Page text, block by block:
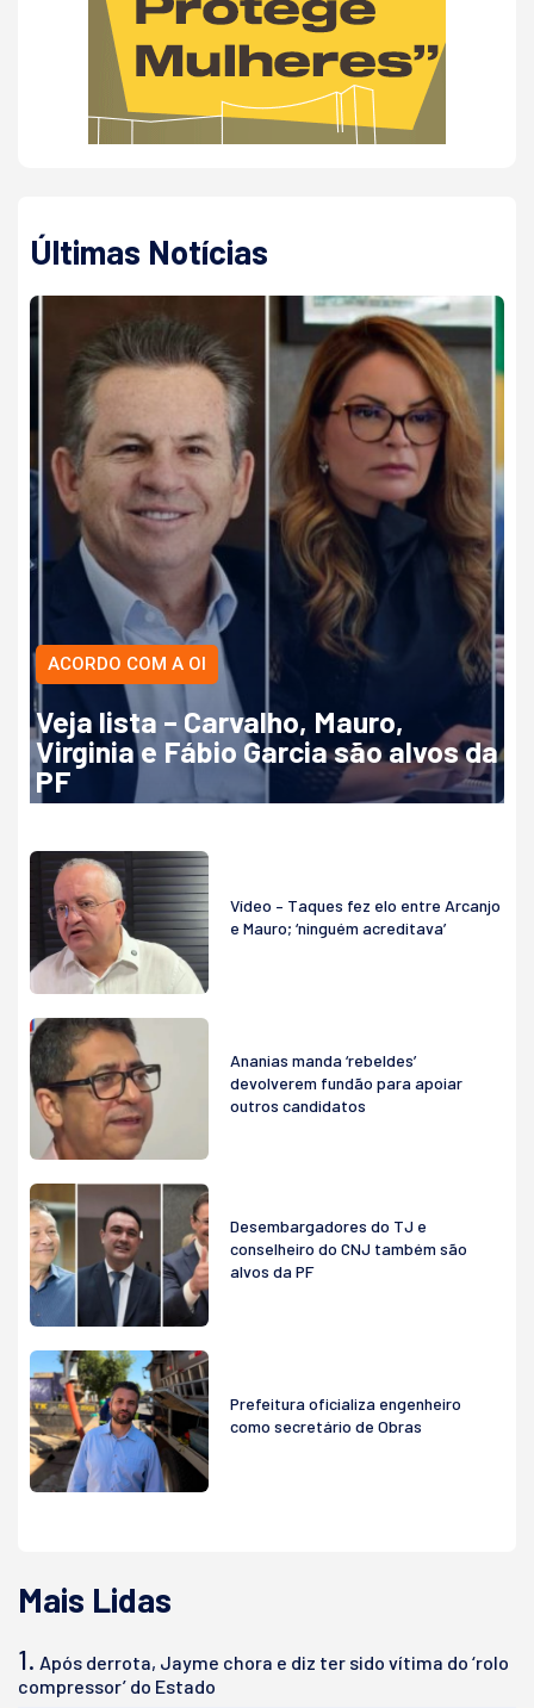
Últimas Notícias
ACORDO COM A OI
Veja lista – Carvalho, Mauro,
Virginia e Fábio Garcia são alvos da
PF
Vídeo – Taques fez elo entre Arcanjo
e Mauro; ‘ninguém acreditava’
Ananias manda ‘rebeldes’
devolverem fundão para apoiar
outros candidatos
Desembargadores do TJ e
conselheiro do CNJ também são
alvos da PF
Prefeitura oficializa engenheiro
como secretário de Obras
Mais Lidas
1. Após derrota, Jayme chora e diz ter sido vítima do ‘rolo
compressor’ do Estado